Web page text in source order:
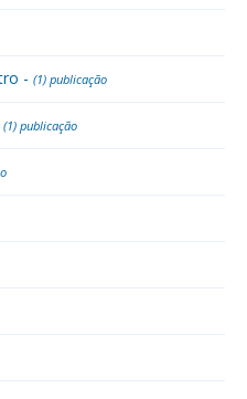
- (1) publicação
(1) publicação